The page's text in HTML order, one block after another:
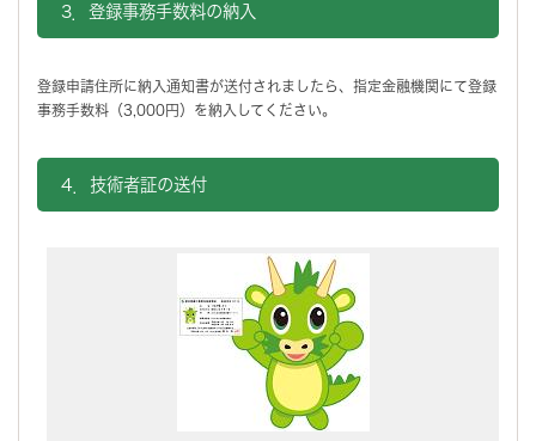
3．登録事務手数料の納入
登録申請住所に納入通知書が送付されましたら、指定金融機関にて登録
事務手数料（3,000円）を納入してください。
4．技術者証の送付